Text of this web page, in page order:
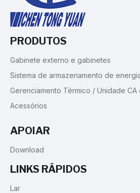
PRODUTOS
Gabinete externo e gabinetes
Sistema de armazenamento de
Gerenciamento Térmico / Unidade CA
Acessórios
APOIAR
Download
LINKS RÁPIDOS
Lar